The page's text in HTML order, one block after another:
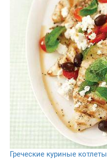
Греческие куриные котлеты